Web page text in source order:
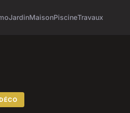
JardinMaisonPiscineTravaux